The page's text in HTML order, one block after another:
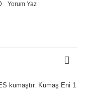
Yorum Yaz
kumaştır. Kumaş Eni 1